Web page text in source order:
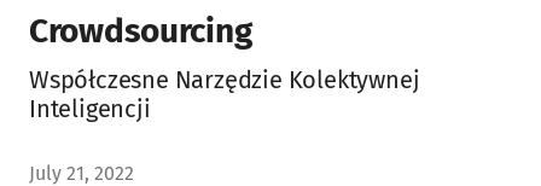
Crowdsourcing
Współczesne Narzędzie Kolektywnej
Inteligencji
July 21, 2022